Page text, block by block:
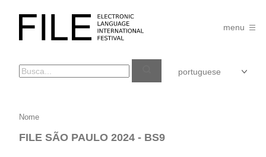
FILE
FESTIVAL
menu
FILE
SÃO
Nome
FILE SÃO PAULO 2024 - BS9